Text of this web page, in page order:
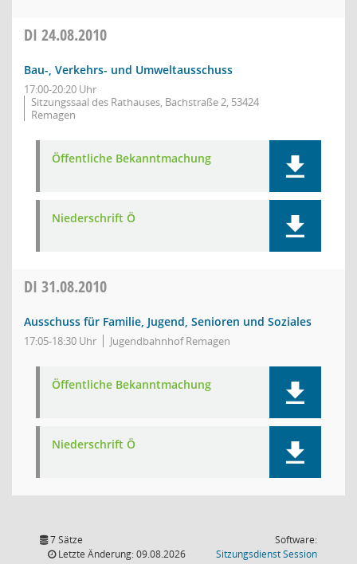
DI 24.08.2010
Bau-, Verkehrs- und Umweltausschuss
17:00-20:20 Uhr
Sitzungssaal des Rathauses, Bachstraße 2, 53424
Remagen
Öffentliche Bekanntmachung
Niederschrift Ö
DI 31.08.2010
Ausschuss für Familie, Jugend, Senioren und Soziales
17:05-18:30 Uhr Jugendbahnhof Remagen
Öffentliche Bekanntmachung
Niederschrift Ö
7 Sätze
Letzte Änderung: 09.08.2026
Software:
SitzungsdienstSession(Wird in